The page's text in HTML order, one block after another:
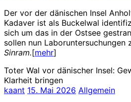
Der vor der dänischen Insel
Kadaver ist als Buckelwal
sich um das in der Ostsee
sollen nun Laboruntersuchungen
Sinram.[mehr]
Toter Wal vor dänischer Insel:
Klarheit bringen
kaant 15. Mai 2026 Allgemein